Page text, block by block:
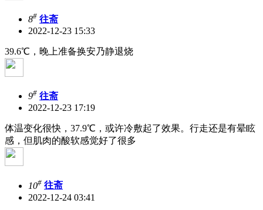
8# 往斋
2022-12-23 15:33
39.6℃，晚上准备换安乃静退烧
9# 往斋
2022-12-23 17:19
体温变化很快，37.9℃，或许冷敷起了效果。行走还是有晕眩
感，但肌肉的酸软感觉好了很多
10# 往斋
2022-12-24 03:41